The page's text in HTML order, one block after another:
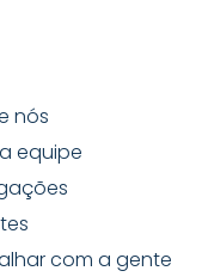
nós
equipe
com a gente